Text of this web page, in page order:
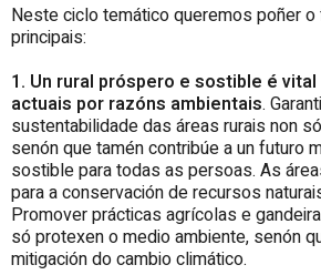
Neste ciclo temático queremos poñer
principais:
1. Un rural próspero e sostible é
actuais por razóns ambientais.
sustentabilidade das áreas rurais non
senón que tamén contribúe a un futuro
sostible para todas as persoas. As
para a conservación de recursos
Promover prácticas agrícolas e
só protexen o medio ambiente, senón
mitigación do cambio climático.